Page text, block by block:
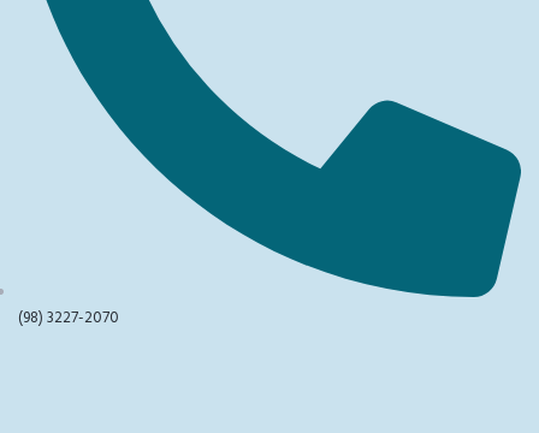
(98) 3227-2070